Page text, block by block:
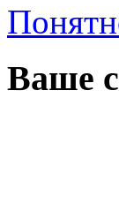
Ваше